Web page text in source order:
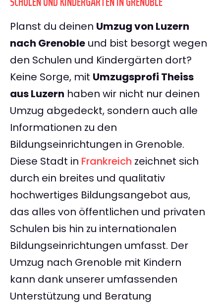
Planst du deinen Umzug von Luzern
nach Grenoble und bist besorgt wegen
den Schulen und Kindergärten dort?
Keine Sorge, mit Umzugsprofi Theiss
aus Luzern haben wir nicht nur deinen
Umzug abgedeckt, sondern auch alle
Informationen zu den
Bildungseinrichtungen in Grenoble.
Diese Stadt in Frankreich zeichnet sich
durch ein breites und qualitativ
hochwertiges Bildungsangebot aus,
das alles von öffentlichen und privaten
Schulen bis hin zu internationalen
Bildungseinrichtungen umfasst. Der
Umzug nach Grenoble mit Kindern
kann dank unserer umfassenden
Unterstützung und Beratung